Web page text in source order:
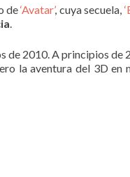
de‘Avatar’, cuya secuela,
.
de 2010. A principios de
la aventura del 3D en